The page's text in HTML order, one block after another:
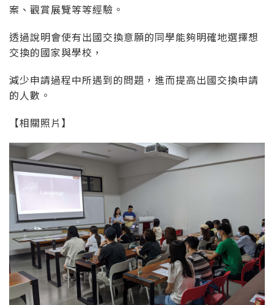
案、觀賞展覽等等經驗。
透過說明會使有出國交換意願的同學能夠明確地選擇想
交換的國家與學校，
減少申請過程中所遇到的問題，進而提高出國交換申請
的人數。
【相關照片】